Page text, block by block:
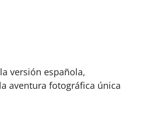
versión española,
aventura fotográfica única